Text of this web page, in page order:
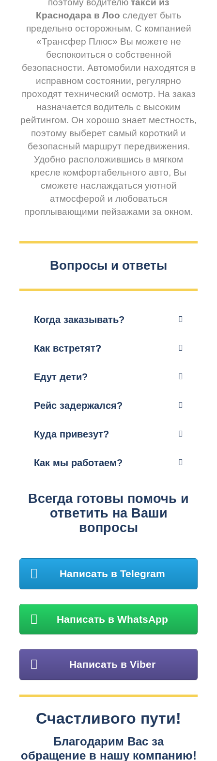
поэтому водителю такси из
Краснодара в Лоо следует быть
предельно осторожным. С компанией
«Трансфер Плюс» Вы можете не
беспокоиться о собственной
безопасности. Автомобили находятся в
исправном состоянии, регулярно
проходят технический осмотр. На заказ
назначается водитель с высоким
рейтингом. Он хорошо знает местность,
поэтому выберет самый короткий и
безопасный маршрут передвижения.
Удобно расположившись в мягком
кресле комфортабельного авто, Вы
сможете наслаждаться уютной
атмосферой и любоваться
проплывающими пейзажами за окном.
Вопросы и ответы
Когда заказывать?
Как встретят?
Едут дети?
Рейс задержался?
Куда привезут?
Как мы работаем?
Всегда готовы помочь и
ответить на Ваши
вопросы
Написать в Telegram
Написать в WhatsApp
Написать в Viber
Счастливого пути!
Благодарим Вас за
обращение в нашу компанию!